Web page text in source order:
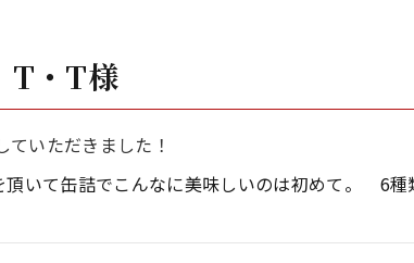
T・T様
ていただきました！
いて缶詰でこんなに美味しいのは初めて。 6種